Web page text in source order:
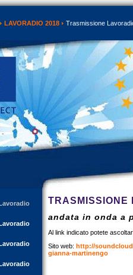
LAVORADIO 2018 Trasmissione
TRASMISSIONE
andata in onda a
Al link indicato potete
Sito web: http://
gianna-martinengo